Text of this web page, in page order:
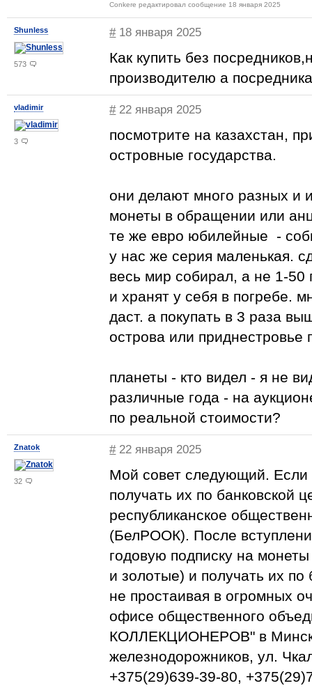
Conkere редактировал сообщение 18 января 2025
Shunless
573
#18 января 2025
Как купить без
производителю а
vladimir
3
#22 января 2025
посмотрите на казахстан,
островные государства.
они делают много разных и
монеты в обращении или
те же евро юбилейные -
у нас же серия маленькая.
весь мир собирал, а не 1-50
и хранят у себя в погребе.
даст. а покупать в 3 раза
острова или приднестровье
планеты - кто видел - я не
различные года - на
по реальной стоимости?
Znatok
32
#22 января 2025
Мой совет следующий. Если
получать их по банковской
республиканское
(БелРООК). После
годовую подписку на
и золотые) и получать их
не простаивая в огромных
офисе общественного
КОЛЛЕКЦИОНЕРОВ" в
железнодорожников, ул.
+375(29)639-39-80,